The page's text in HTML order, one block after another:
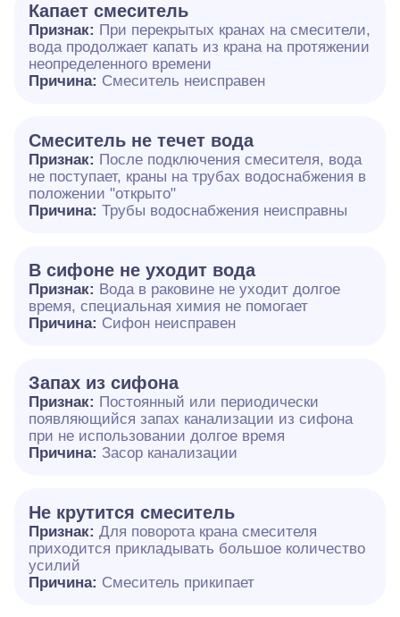
Капает смеситель
Признак: При перекрытых кранах на смесители,
вода продолжает капать из крана на протяжении
неопределенного времени
Причина: Смеситель неисправен
Смеситель не течет вода
Признак: После подключения смесителя, вода
не поступает, краны на трубах водоснабжения в
положении "открыто"
Причина: Трубы водоснабжения неисправны
В сифоне не уходит вода
Признак: Вода в раковине не уходит долгое
время, специальная химия не помогает
Причина: Сифон неисправен
Запах из сифона
Признак: Постоянный или периодически
появляющийся запах канализации из сифона
при не использовании долгое время
Причина: Засор канализации
Не крутится смеситель
Признак: Для поворота крана смесителя
приходится прикладывать большое количество
усилий
Причина: Смеситель прикипает